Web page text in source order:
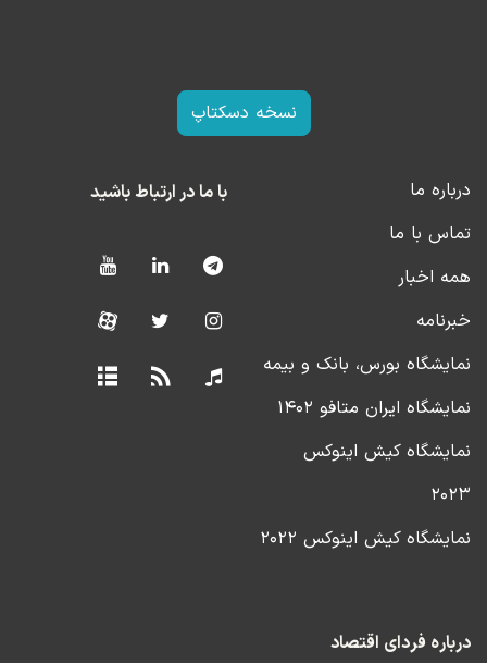
نسخه دسکتاپ
درباره ما
تماس با ما
همه اخبار
خبرنامه
نمایشگاه بورس، بانک و بیمه
نمایشگاه ایران متافو ۱۴۰۲
نمایشگاه کیش اینوکس
۲۰۲۳
نمایشگاه کیش اینوکس ۲۰۲۲
با ما در ارتباط باشید
درباره فردای اقتصاد